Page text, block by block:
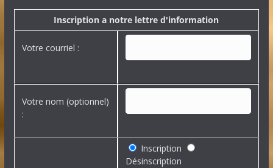
s
Inscription a notre lettre d'information
Votre courriel :
Votre nom (optionnel)
:
Inscription
Désinscription